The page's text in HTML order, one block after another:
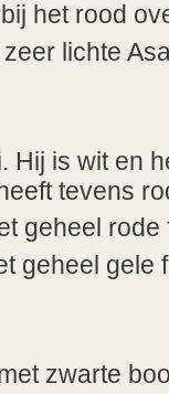
het rood
zeer lichte
Hij is wit en
tevens
geheel rode
geheel gele
zwarte